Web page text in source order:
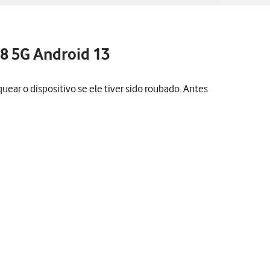
5G Android 13
o dispositivo se ele tiver sido roubado. Antes